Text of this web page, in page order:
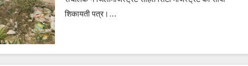
शिकायती पत्र।…